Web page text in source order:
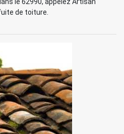
de toiture.